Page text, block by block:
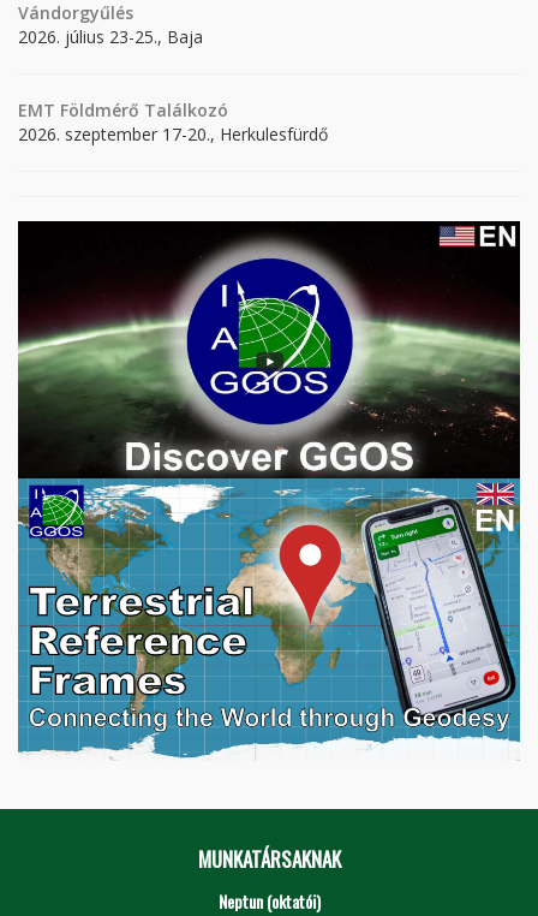
Vándorgyűlés
2026. július 23-25., Baja
EMT Földmérő Találkozó
2026. szeptember 17-20., Herkulesfürdő
MUNKATÁRSAKNAK
Neptun (oktatói)